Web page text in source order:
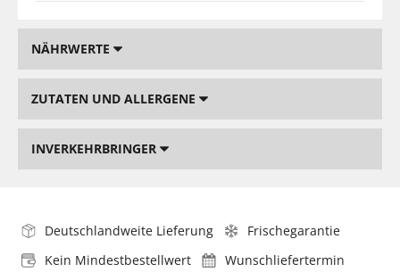
NÄHRWERTE
ZUTATEN UND ALLERGENE
INVERKEHRBRINGER
Deutschlandweite Lieferung
Frischegarantie
Kein Mindestbestellwert
Wunschliefertermin